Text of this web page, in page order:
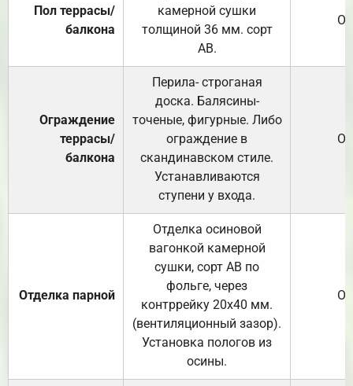
Пол террасы/
балкона
камерной сушки
толщиной 36 мм. сорт
АВ.
Ограждение
террасы/
балкона
Перила- строганая
доска. Балясины-
точеные, фигурные. Либо
ограждение в
скандинавском стиле.
Устанавливаются
ступени у входа.
Отделка парной
Отделка осиновой
вагонкой камерной
сушки, сорт АВ по
фольге, через
контррейку 20х40 мм.
(вентиляционный зазор).
Установка пологов из
осины.